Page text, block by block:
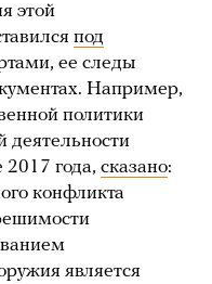
этой
под
ее следы
Например,
политики
деятельности
2017 года, сказано:
конфликта
является